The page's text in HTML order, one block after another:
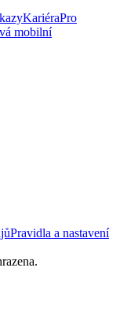
KariéraPro
mobilní
Pravidla a nastavení